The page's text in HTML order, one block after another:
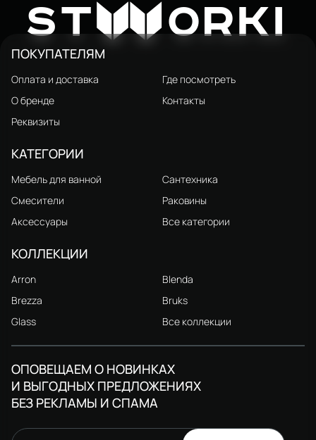
STW ORKI
ПОКУПАТЕЛЯМ
Оплата и доставка
Где посмотреть
О бренде
Контакты
Реквизиты
КАТЕГОРИИ
Мебель для ванной
Сантехника
Смесители
Раковины
Аксессуары
Все категории
КОЛЛЕКЦИИ
Arron
Blenda
Brezza
Bruks
Glass
Все коллекции
ОПОВЕЩАЕМ О НОВИНКАХ
И ВЫГОДНЫХ ПРЕДЛОЖЕНИЯХ
БЕЗ РЕКЛАМЫ И СПАМА